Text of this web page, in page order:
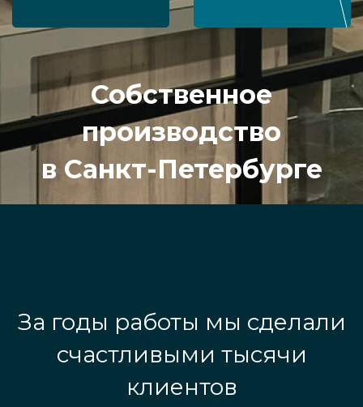
Собственное
производство
в Санкт-Петербурге
За годы работы мы сделали
счастливыми тысячи
клиентов